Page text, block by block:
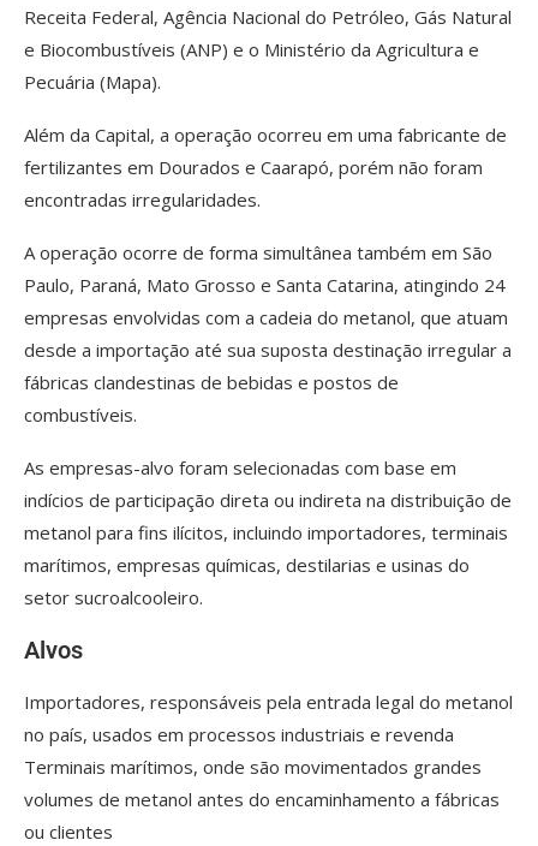
Receita Federal, Agência Nacional do Petróleo, Gás Natural
e Biocombustíveis (ANP) e o Ministério da Agricultura e
Pecuária (Mapa).
Além da Capital, a operação ocorreu em uma fabricante de
fertilizantes em Dourados e Caarapó, porém não foram
encontradas irregularidades.
A operação ocorre de forma simultânea também em São
Paulo, Paraná, Mato Grosso e Santa Catarina, atingindo 24
empresas envolvidas com a cadeia do metanol, que atuam
desde a importação até sua suposta destinação irregular a
fábricas clandestinas de bebidas e postos de
combustíveis.
As empresas-alvo foram selecionadas com base em
indícios de participação direta ou indireta na distribuição de
metanol para fins ilícitos, incluindo importadores, terminais
marítimos, empresas químicas, destilarias e usinas do
setor sucroalcooleiro.
Alvos
Importadores, responsáveis pela entrada legal do metanol
no país, usados em processos industriais e revenda
Terminais marítimos, onde são movimentados grandes
volumes de metanol antes do encaminhamento a fábricas
ou clientes